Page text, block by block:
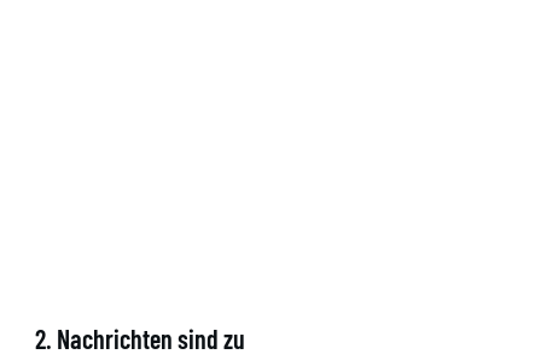
2. Nachrichten sind zu